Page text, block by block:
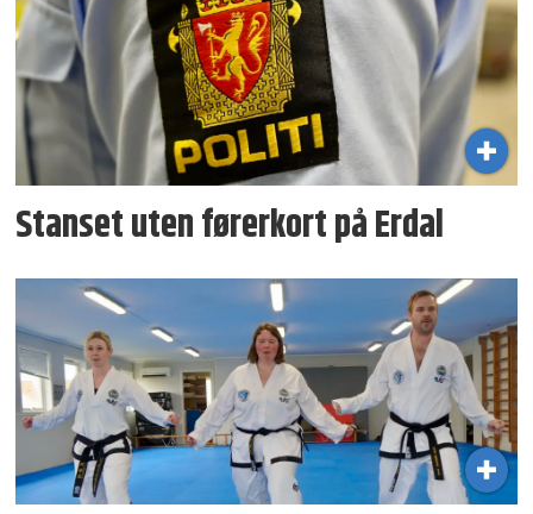
Stanset uten førerkort på Erdal